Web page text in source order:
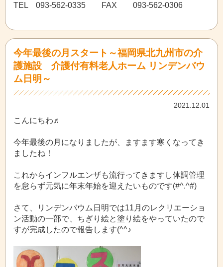
TEL 093-562-0335 FAX 093-562-0306
今年最後の月スタート～福岡県北九州市の介
護施設 介護付有料老人ホーム リンデンバウ
ム日明～
2021.12.01
こんにちわ♬
今年最後の月になりましたが、ますます寒くなってき
ましたね！
これからインフルエンザも流行ってきますし体調管理
を怠らず元気に年末年始を迎えたいものです(#^.^#)
さて、リンデンバウム日明では11月のレクリエーショ
ン活動の一部で、ちぎり絵と塗り絵をやっていたので
すが完成したので報告します(^^♪